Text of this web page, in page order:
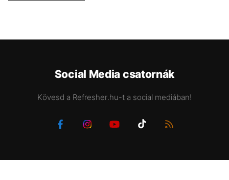
Social Media csatornák
Kövesd a Refresher.hu-t a social mediában!